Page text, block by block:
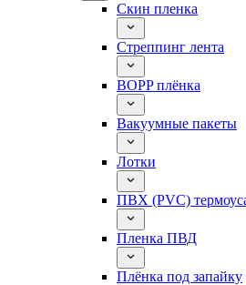
Скин пленка
Стреппинг лента
BOPP плёнка
Вакуумные пакеты
Лотки
ПВХ (PVC)
Пленка ПВД
Плёнка под запайку